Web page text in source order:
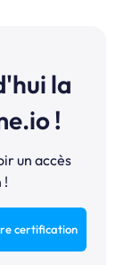
la
!
un accès
!
certification